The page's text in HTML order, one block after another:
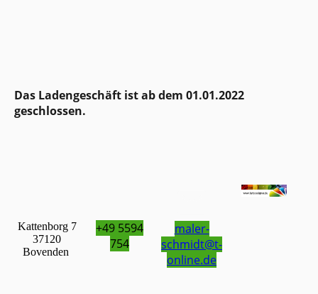
Das Ladengeschäft ist ab dem 01.01.2022
geschlossen.
Kattenborg 7
37120
Bovenden
+49 5594
754
maler-
schmidt@t-
online.de